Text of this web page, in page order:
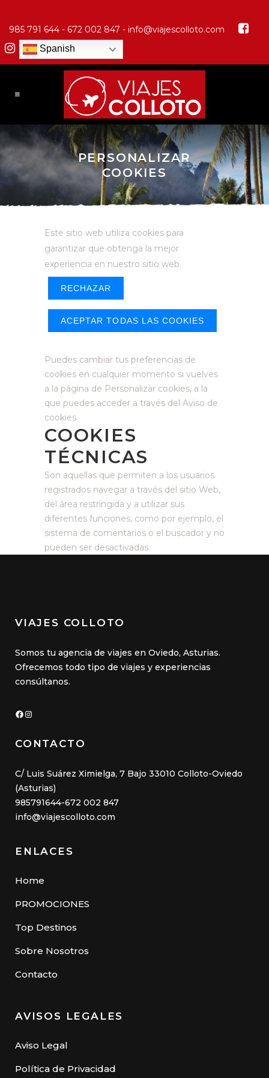
985 791 644 - 672 002 847 - info@viajescolloto.com
Spanish
PERSONALIZAR
COOKIES
Este sitio web utiliza cookies para
garantizar que obtenga la mejor
experiencia en nuestro sitio web.
RECHAZAR
ACEPTAR TODAS LAS COOKIES
Puedes cambiar tus preferencias de
cookies en cualquier momento si vuelves
a la página de Personalizar cookies, a la
que puedes acceder a través del Aviso de
cookies.
COOKIES
TÉCNICAS
Son aquellas que permiten a los usuarios
registrados navegar a través del sitio Web,
del área restringida y a utilizar sus
diferentes funciones, como por ejemplo, el
sistema de comentarios o el buscador y no
pueden ser desactivadas.
VIAJES COLLOTO
Somos tu agencia de viajes en Oviedo, Asturias.
Ofrecemos todo tipo de viajes y experiencias
consúltanos.
Facebook
Instagram
CONTACTO
C/ Luis Suárez Ximielga, 7 Bajo 33010 Colloto-Oviedo
(Asturias)
985791644-672 002 847
info@viajescolloto.com
ENLACES
Home
PROMOCIONES
Top Destinos
Sobre Nosotros
Contacto
AVISOS LEGALES
Aviso Legal
Política de Privacidad